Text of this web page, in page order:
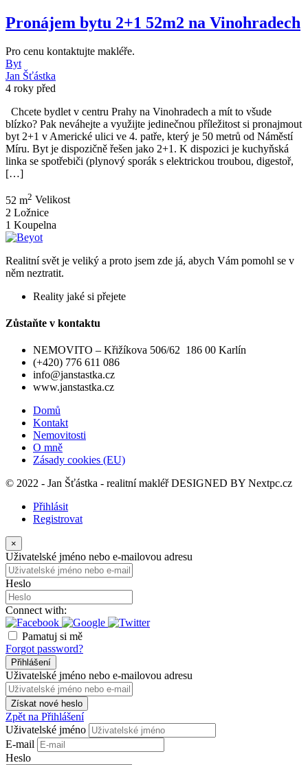
Pronájem bytu 2+1 52m2 na Vinohradech
Pro cenu kontaktujte makléře.
Byt
Jan Šťástka
4 roky před
Chcete bydlet v centru Prahy na Vinohradech a mít to všude
blízko? Pak neváhejte a využijte jedinečnou příležitost si pronajmout
byt 2+1 v Americké ulici ve 4. patře, který je 50 metrů od Náměstí
Míru. Byt je dispozičně řešen jako 2+1. K dispozici je kuchyňská
linka se spotřebiči (plynový sporák s elektrickou troubou, digestoř,
[…]
52 m2 Velikost
2 Ložnice
1 Koupelna
Realitní svět je veliký a proto jsem zde já, abych Vám pomohl se v
něm neztratit.
Reality jaké si přejete
Zůstaňte v kontaktu
NEMOVITO – Křižíkova 506/62 186 00 Karlín
(+420) 776 611 086
info@janstastka.cz
www.janstastka.cz
Domů
Kontakt
Nemovitosti
O mně
Zásady cookies (EU)
© 2022 - Jan Šťástka - realitní makléř DESIGNED BY Nextpc.cz
Přihlásit
Registrovat
×
Uživatelské jméno nebo e-mailovou adresu
Heslo
Connect with:
Pamatuj si mě
Forgot password?
Přihlášení
Uživatelské jméno nebo e-mailovou adresu
Získat nové heslo
Zpět na Přihlášení
Uživatelské jméno
E-mail
Heslo